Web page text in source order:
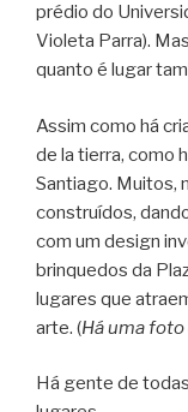
prédio do
Violeta Parra).
quanto é lugar
Assim como há
de la tierra, como
Santiago. Muitos,
construídos,
com um design
brinquedos da
lugares que
arte. (Há uma
Há gente de